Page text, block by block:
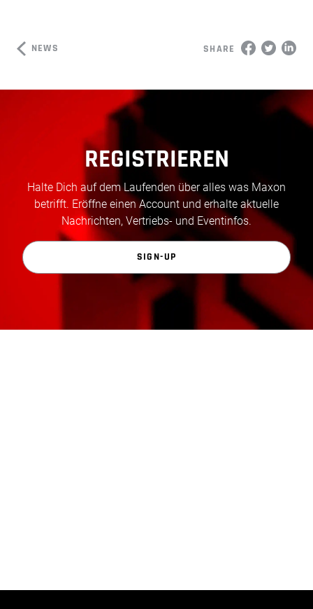
NEWS SHARE
REGISTRIEREN
Halte Dich auf dem Laufenden über alles was Maxon
betrifft. Eröffne einen Account und erhalte aktuelle
Nachrichten, Vertriebs- und Eventinfos.
SIGN-UP